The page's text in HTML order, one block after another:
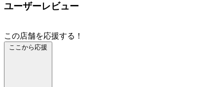
ユーザーレビュー
この店舗を応援する！
ここから応援